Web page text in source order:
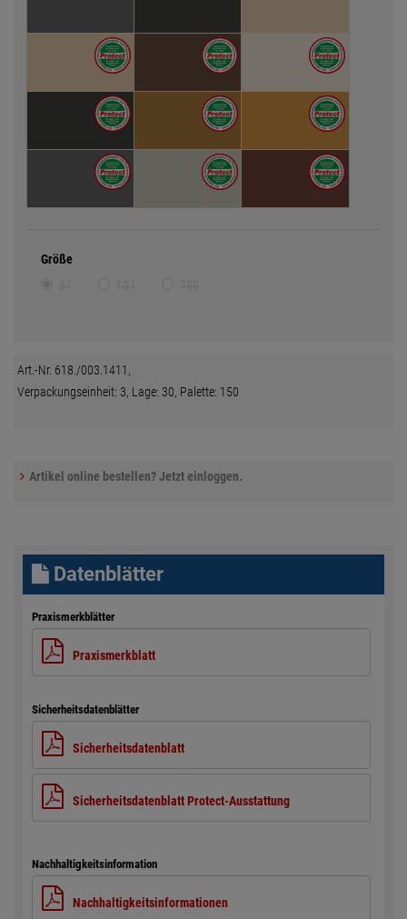
Größe
Art.-Nr. 618./003.1411,
Verpackungseinheit: 3, Lage: 30, Palette: 150
Artikel online bestellen? Jetzt einloggen.
Datenblätter
Praxismerkblätter
Praxismerkblatt
Sicherheitsdatenblätter
Sicherheitsdatenblatt
Sicherheitsdatenblatt Protect-Ausstattung
Nachhaltigkeitsinformation
Nachhaltigkeitsinformationen